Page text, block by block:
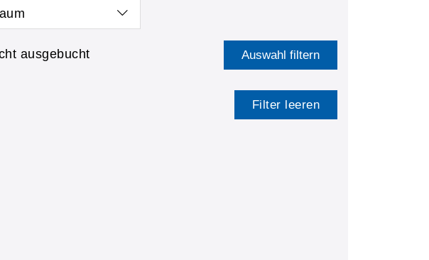
ausgebucht Auswahl filtern
Filter leeren